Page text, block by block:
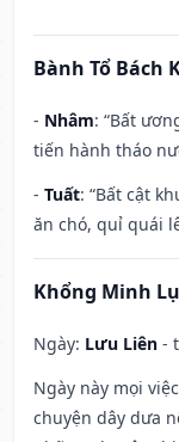
Bành Tổ Bách
- Nhâm: “Bất
tiến hành tháo
- Tuất: “Bất cật
ăn chó, quỉ quái
Khổng Minh
Ngày: Lưu Liên -
Ngày này mọi
chuyện dây dưa